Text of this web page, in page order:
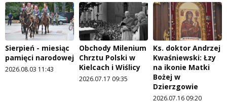
Sierpień - miesiąc
pamięci narodowej
2026.08.03 11:43
Obchody Milenium
Chrztu Polski w
Kielcach i Wiślicy
2026.07.17 09:35
Ks. doktor Andrzej
Kwaśniewski: Łzy
na ikonie Matki
Bożej w
Dzierzgowie
2026.07.16 09:20